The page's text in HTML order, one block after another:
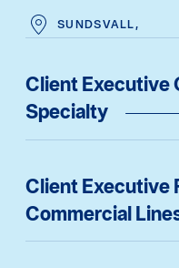
SUNDSVALL,
Client Executive
Specialty
Client Executive
Commercial